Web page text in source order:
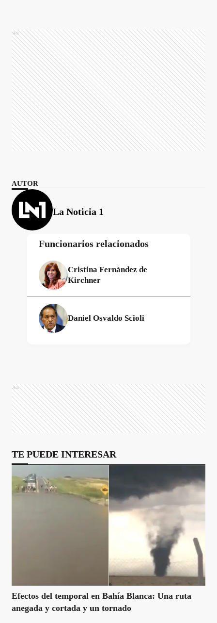
Ads
AUTOR
La Noticia 1
Funcionarios relacionados
Cristina Fernández de
Kirchner
Daniel Osvaldo Scioli
Ads
TE PUEDE INTERESAR
Efectos del temporal en Bahía Blanca: Una ruta
anegada y cortada y un tornado